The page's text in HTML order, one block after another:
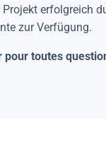
erfolgreich
zur Verfügung.
pour toutes